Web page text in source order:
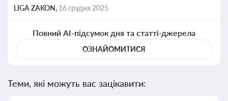
LIGA ZAKON, 16 грудня 2025
Повний AI-підсумок дня та статті-джерела
ОЗНАЙОМИТИСЯ
Теми, які можуть вас зацікавити: